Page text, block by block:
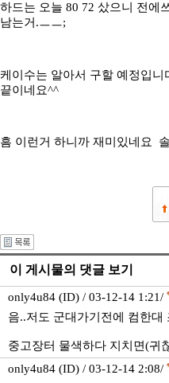
하드는 오늘 80 72 샀으니 전에
남는거.ㅡㅡ;
케이수는 알아서 구할 예정입
끝이네요^^
흠 이런거 하니까 재미있네요
이 게시물의 댓글 보기
only4u84 (ID) / 03-12-14 1:21/
음..저도 군대가기전에 컴한대
중고장터 물색하다 지치면(귀
only4u84 (ID) / 03-12-14 2:08/